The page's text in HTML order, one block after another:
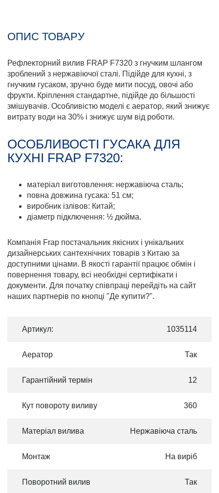
ОПИС ТОВАРУ
Рефлекторний вилив FRAP F7320 з гнучким шлангом
зроблений з нержавіючої сталі. Підійде для кухні, з
гнучким гусаком, зручно буде мити посуд, овочі або
фрукти. Кріплення стандартне, підійде до більшості
змішувачів. Особливістю моделі є аератор, який знижує
витрату води на 30% і знижує шум від роботи.
ОСОБЛИВОСТІ ГУСАКА ДЛЯ
КУХНІ FRAP F7320:
матеріал виготовлення: нержавіюча сталь;
повна довжина гусака: 51 см;
виробник ізлівов: Китай;
діаметр підключення: ½ дюйма.
Компанія Frap постачальник якісних і унікальних
дизайнерських сантехнічних товарів з Китаю за
доступними цінами. В якості гарантії працює обмін і
повернення товару, всі необхідні сертифікати і
документи. Для початку співпраці перейдіть на сайт
наших партнерів по кнопці "Де купити?".
Артикул: 1035114
Аератор Так
Гарантійний термін 12
Кут повороту виливу 360
Матеріал вилива Нержавіюча сталь
Монтаж На виріб
Поворотний вилив Так